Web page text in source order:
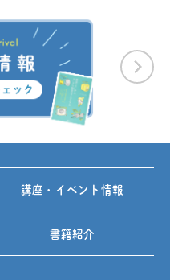
講座・イベント情報
書籍紹介